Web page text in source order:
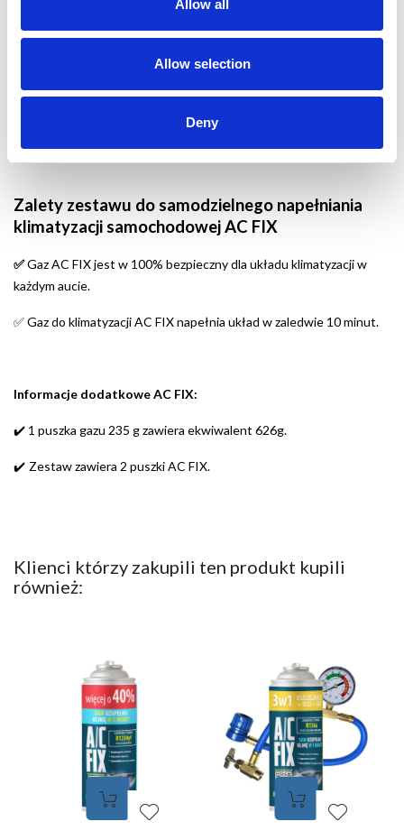
Allow all
Allow selection
Deny
zmniejszyć je do pomiaru manometru pomiędzy 25, a 55 psi.
Zalety zestawu do samodzielnego napełniania
klimatyzacji samochodowej AC FIX
✅Gaz AC FIX jest w 100% bezpieczny dla układu klimatyzacji w
każdym aucie.
✅Gaz do klimatyzacji AC FIX napełnia układ w zaledwie 10 minut.
Informacje dodatkowe AC FIX:
✔️ 1 puszka gazu 235 g zawiera ekwiwalent 626g.
✔️ Zestaw zawiera 2 puszki AC FIX.
Klienci którzy zakupili ten produkt kupili
również: